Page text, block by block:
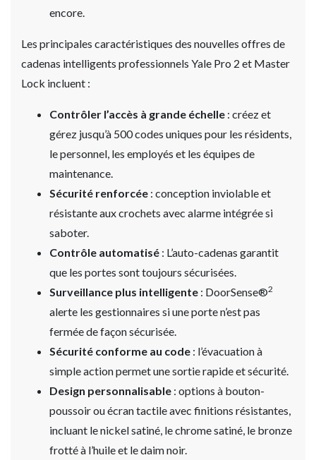
encore.
Les principales caractéristiques des nouvelles offres de
cadenas intelligents professionnels Yale Pro 2 et Master
Lock incluent :
Contrôler l’accès à grande échelle : créez et
gérez jusqu’à 500 codes uniques pour les résidents,
le personnel, les employés et les équipes de
maintenance.
Sécurité renforcée : conception inviolable et
résistante aux crochets avec alarme intégrée si
saboter.
Contrôle automatisé : L’auto-cadenas garantit
que les portes sont toujours sécurisées.
Surveillance plus intelligente : DoorSense®2
alerte les gestionnaires si une porte n’est pas
fermée de façon sécurisée.
Sécurité conforme au code : l’évacuation à
simple action permet une sortie rapide et sécurité.
Design personnalisable : options à bouton-
poussoir ou écran tactile avec finitions résistantes,
incluant le nickel satiné, le chrome satiné, le bronze
frotté à l’huile et le daim noir.